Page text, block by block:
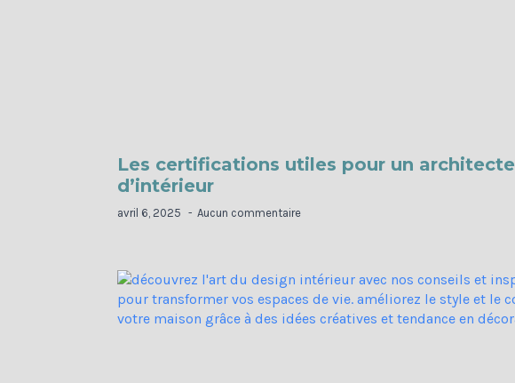
Les certifications utiles pour un architecte
d’intérieur
avril 6, 2025 Aucun commentaire